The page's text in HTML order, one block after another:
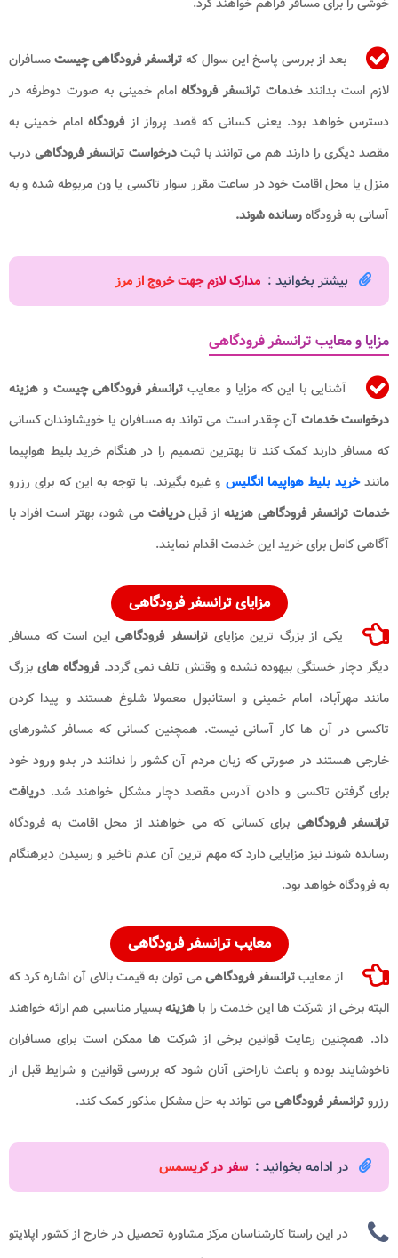
بعد از بررسی پاسخ این سوال کهترانسفر فرودگاهیچیستمسافران
لازم است بدانندخدمات ترانسفر فرودگاهامام خمینی به صورت دوطرفه در
دسترس خواهد بود. یعنی کسانی که قصد پرواز ازفرودگاهامام خمینی به
مقصد دیگری را دارند هم می توانند با ثبتدرخواست ترانسفر فرودگاهیدرب
منزل یا محل اقامت خود در ساعت مقرر سوار تاکسی یا ون مربوطه شده و به
آسانی به فرودگاهرسانده شوند.
بیشتر بخوانید : مدارک لازم جهت خروج از مرز
مزایا و معایب ترانسفر فرودگاهی
آشنایی با این که مزایا و معایبترانسفر فرودگاهی چیست و هزینه
درخواست خدمات آن چقدر است می تواند به مسافران یا خویشاوندان کسانی
که مسافر دارند کمک کند تا بهترین تصمیم را در هنگام خرید بلیط هواپیما
مانندخرید بلیط هواپیما انگلیس و غیره بگیرند. با توجه به این که برای رزرو
خدمات ترانسفر فرودگاهی هزینهاز قبلدریافت می شود، بهتر است افراد با
آگاهی کامل برای خرید این خدمت اقدام نمایند.
مزایایترانسفر فرودگاهی
یکی از بزرگ ترین مزایای ترانسفر فرودگاهیاین است که مسافر
دیگر دچار خستگی بیهوده نشده و وقتش تلف نمی گردد.فرودگاه هایبزرگ
مانند مهرآباد، امام خمینی و استانبول معمولا شلوغ هستند و پیدا کردن
تاکسی در آن ها کار آسانی نیست. همچنین کسانی که مسافر کشورهای
خارجی هستند در صورتی که زبان مردم آن کشور را ندانند در بدو ورود خود
برای گرفتن تاکسی و دادن آدرس مقصد دچار مشکل خواهند شد. دریافت
ترانسفر فرودگاهی برای کسانی که می خواهند از محل اقامت به فرودگاه
رسانده شوند نیز مزایایی دارد که مهم ترین آن عدم تاخیر و رسیدن دیرهنگام
به فرودگاه خواهد بود.
معایبترانسفر فرودگاهی
از معایبترانسفر فرودگاهیمی توان به قیمت بالای آن اشاره کرد که
البته برخی از شرکت ها این خدمت را با هزینهبسیار مناسبی هم ارائه خواهند
داد. همچنین رعایت قوانین برخی از شرکت ها ممکن است برای مسافران
ناخوشایند بوده و باعث ناراحتی آنان شود که بررسی قوانین و شرایط قبل از
رزروترانسفر فرودگاهیمی تواند به حل مشکل مذکور کمک کند.
در ادامه بخوانید : سفر در کریسمس
در این راستا کارشناسان مرکز مشاوره تحصیل در خارج از کشور اپلایتو